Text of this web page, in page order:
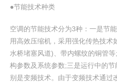
●节能技术种类
空调的节能技术分为3种：一是节
用高效压缩机，采用强化传热技术
水桥堵塞风道)、带内螺纹的铜管
构参数及系统参数;三是运行中的
别是变频技术。由于变频技术通过